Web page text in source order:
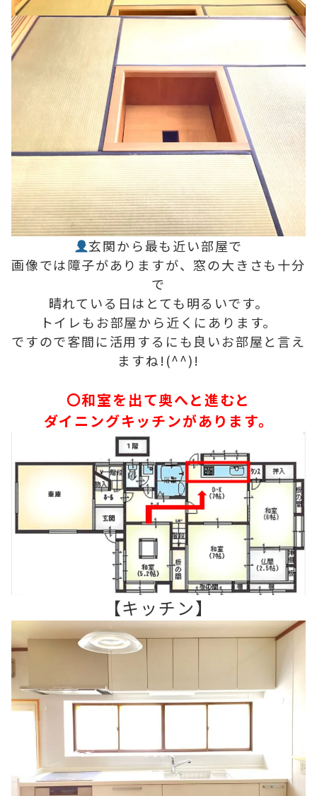
玄関から最も近い部屋で
画像では障子がありますが、窓の大きさも十分
で
晴れている日はとても明るいです。
トイレもお部屋から近くにあります。
ですので客間に活用するにも良いお部屋と言え
ますね!(^^)!
〇和室を出て奥へと進むと
ダイニングキッチンがあります。
【キッチン】